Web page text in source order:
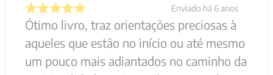
Enviado há 6 anos
Ótimo livro, traz orientações preciosas à
aqueles que estão no início ou até mesmo
um pouco mais adiantados no caminho da